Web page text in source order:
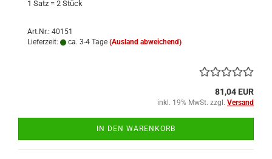
1 Satz = 2 Stück
Art.Nr.: 40151
Lieferzeit:
ca. 3-4 Tage (Ausland abweichend)
81,04 EUR
inkl. 19% MwSt. zzgl. Versand
IN DEN WARENKORB